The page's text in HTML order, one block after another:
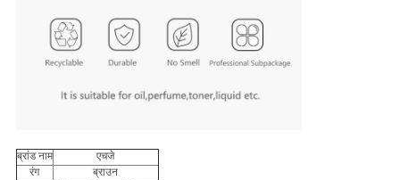
ब्रांड नाम
एचजे
रंग
ब्राउन